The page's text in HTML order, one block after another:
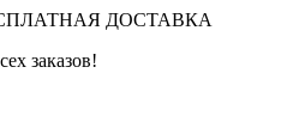
ДОСТАВКА
заказов!